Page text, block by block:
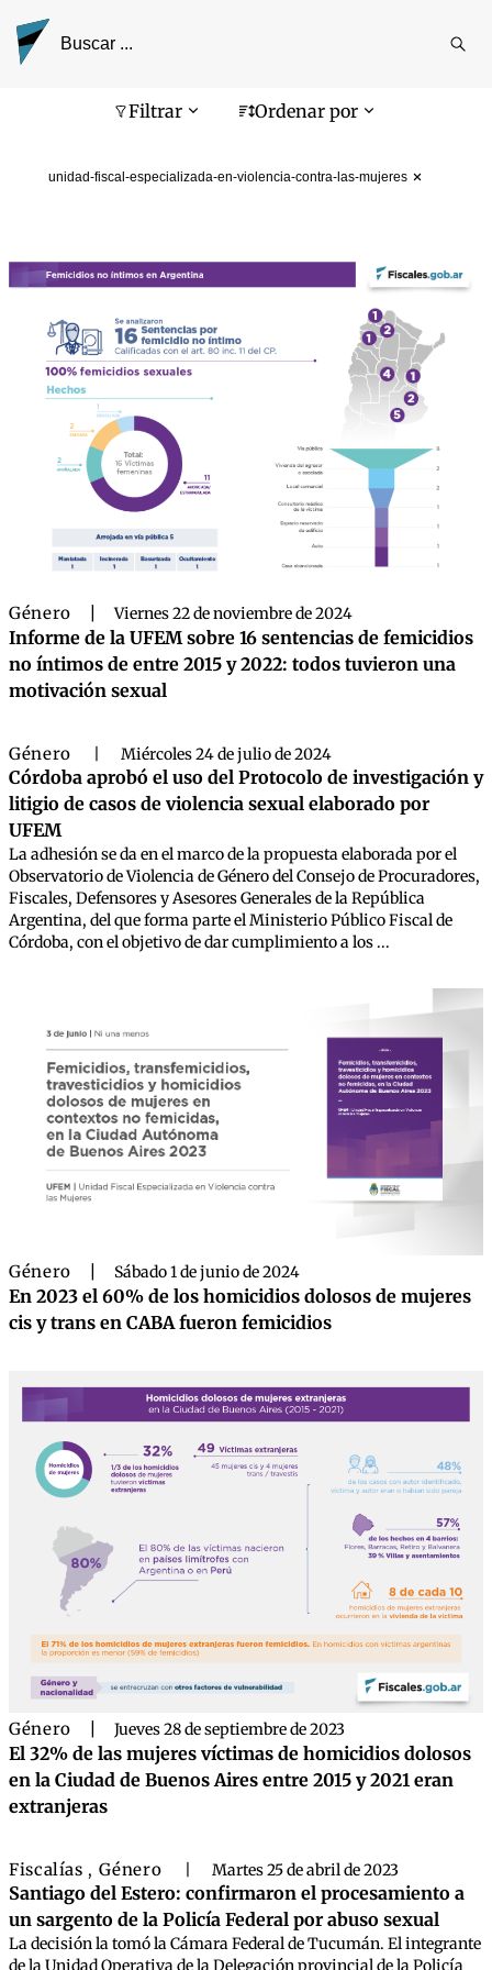
Filtrar Ordenar por
unidad-fiscal-especializada-en-violencia-contra-las-mujeres
Pantalla de búsqueda
Género Viernes 22 de noviembre de 2024
Informe de la UFEM sobre 16 sentencias de femicidios
no íntimos de entre 2015 y 2022: todos tuvieron una
motivación sexual
Género Miércoles 24 de julio de 2024
Córdoba aprobó el uso del Protocolo de investigación y
litigio de casos de violencia sexual elaborado por
UFEM
La adhesión se da en el marco de la propuesta elaborada por el
Observatorio de Violencia de Género del Consejo de Procuradores,
Fiscales, Defensores y Asesores Generales de la República
Argentina, del que forma parte el Ministerio Público Fiscal de
Córdoba, con el objetivo de dar cumplimiento a los ...
Género Sábado 1 de junio de 2024
En 2023 el 60% de los homicidios dolosos de mujeres
cis y trans en CABA fueron femicidios
Género Jueves 28 de septiembre de 2023
El 32% de las mujeres víctimas de homicidios dolosos
en la Ciudad de Buenos Aires entre 2015 y 2021 eran
extranjeras
Fiscalías , Género Martes 25 de abril de 2023
Santiago del Estero: confirmaron el procesamiento a
un sargento de la Policía Federal por abuso sexual
La decisión la tomó la Cámara Federal de Tucumán. El integrante